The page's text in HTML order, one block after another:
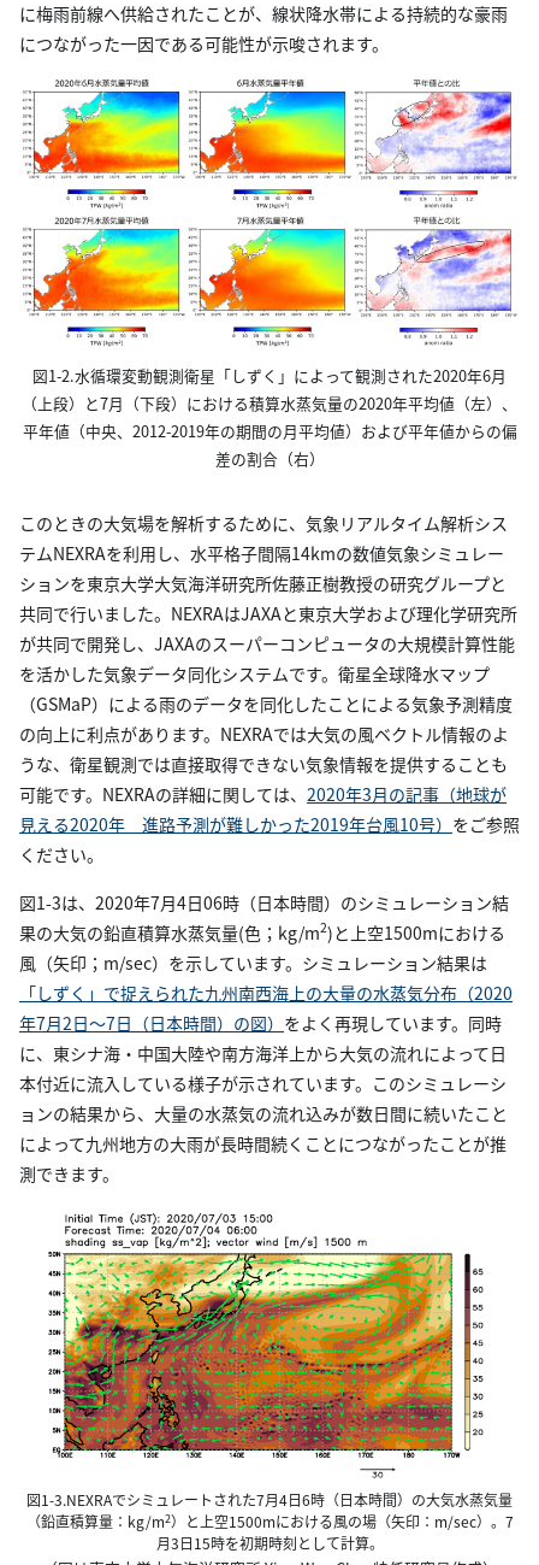
に梅雨前線へ供給されたことが、線状降水帯による持続的な豪雨
につながった一因である可能性が示唆されます。
図1-2.水循環変動観測衛星「しずく」によって観測された2020年6月
（上段）と7月（下段）における積算水蒸気量の2020年平均値（左）、
平年値（中央、2012-2019年の期間の月平均値）および平年値からの偏
差の割合（右）
このときの大気場を解析するために、気象リアルタイム解析シス
テムNEXRAを利用し、水平格子間隔14kmの数値気象シミュレー
ションを東京大学大気海洋研究所佐藤正樹教授の研究グループと
共同で行いました。NEXRAはJAXAと東京大学および理化学研究所
が共同で開発し、JAXAのスーパーコンピュータの大規模計算性能
を活かした気象データ同化システムです。衛星全球降水マップ
（GSMaP）による雨のデータを同化したことによる気象予測精度
の向上に利点があります。NEXRAでは大気の風ベクトル情報のよ
うな、衛星観測では直接取得できない気象情報を提供することも
可能です。NEXRAの詳細に関しては、 2020年3月の記事（地球が
見える2020年 進路予測が難しかった2019年台風10号） をご参照
ください。
図1-3は、2020年7月4日06時（日本時間）のシミュレーション結
果の大気の鉛直積算水蒸気量(色；kg/m2)と上空1500mにおける
風（矢印；m/sec）を示しています。シミュレーション結果は
「しずく」で捉えられた九州南西海上の大量の水蒸気分布（2020
年7月2日～7日（日本時間）の図） をよく再現しています。同時
に、東シナ海・中国大陸や南方海洋上から大気の流れによって日
本付近に流入している様子が示されています。このシミュレーシ
ョンの結果から、大量の水蒸気の流れ込みが数日間に続いたこと
によって九州地方の大雨が長時間続くことにつながったことが推
測できます。
図1-3.NEXRAでシミュレートされた7月4日6時（日本時間）の大気水蒸気量
（鉛直積算量：kg/m2）と上空1500mにおける風の場（矢印：m/sec）。7
月3日15時を初期時刻として計算。